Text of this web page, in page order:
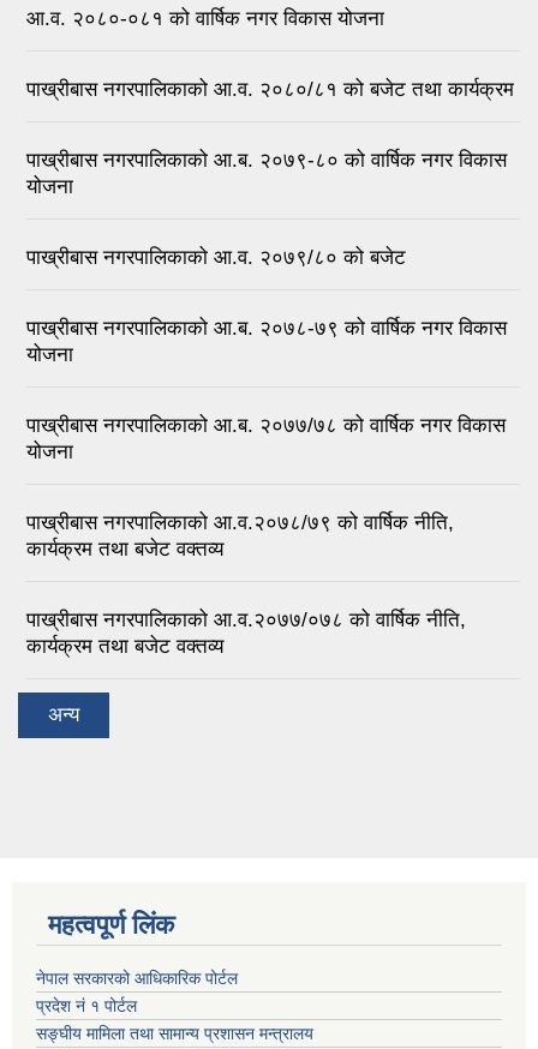
आ.व. २०८०-०८१ को वार्षिक नगर विकास योजना
पाख्रीबास नगरपालिकाको आ.व. २०८०/८१ को बजेट तथा कार्यक्रम
पाख्रीबास नगरपालिकाको आ.ब. २०७९-८० को वार्षिक नगर विकास
योजना
पाख्रीबास नगरपालिकाको आ.व. २०७९/८० को बजेट
पाख्रीबास नगरपालिकाको आ.ब. २०७८-७९ को वार्षिक नगर विकास
योजना
पाख्रीबास नगरपालिकाको आ.ब. २०७७/७८ को वार्षिक नगर विकास
योजना
पाख्रीबास नगरपालिकाको आ.व.२०७८/७९ को वार्षिक नीति,
कार्यक्रम तथा बजेट वक्तव्य
पाख्रीबास नगरपालिकाको आ.व.२०७७/०७८ को वार्षिक नीति,
कार्यक्रम तथा बजेट वक्तव्य
अन्य
महत्वपूर्ण लिंक
नेपाल सरकारको आधिकारिक पोर्टल
प्रदेश नं १ पोर्टल
सङ्घीय मामिला तथा सामान्य प्रशासन मन्त्रालय